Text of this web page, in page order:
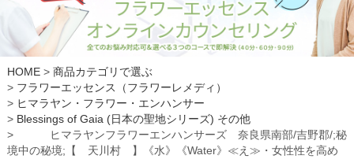
HOME
商品カテゴリで選ぶ
フラワーエッセンス（フラワーレメディ）
ヒマラヤン・フラワー・エンハンサー
Blessings of Gaia (日本の聖地シリーズ) その他
ヒマラヤンフラワーエンハンサーズ 奈良県南部/吉野郡/;秘
境中の秘境;【 天川村 】《水》《Water》≪え≫・女性性を高め